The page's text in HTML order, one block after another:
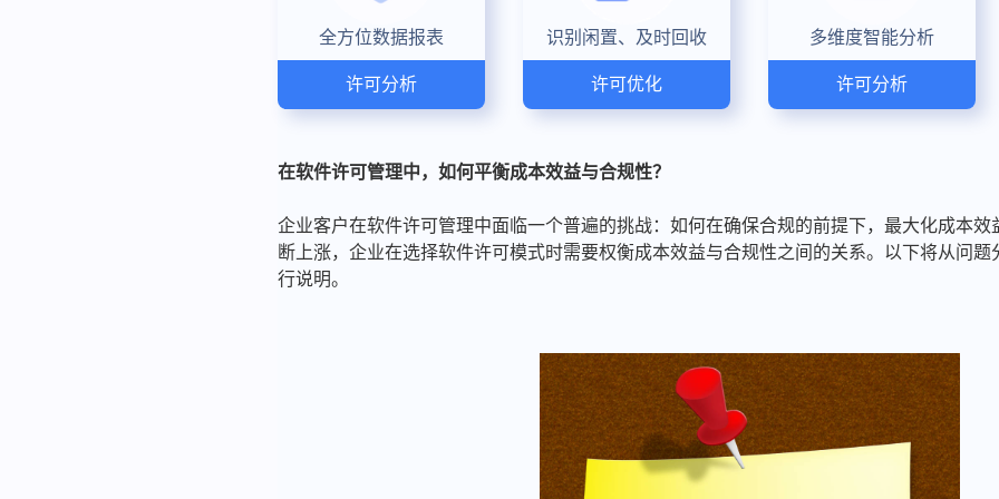
全方位数据报表
许可分析
识别闲置、及时回收
许可优化
多维度智能分析
许可分析
在软件许可管理中，如何平衡成本效益与合规性？
企业客户在软件许可管理中面临一个普遍的挑战：如何在确保合规的前提下，最大化成本效
断上涨，企业在选择软件许可模式时需要权衡成本效益与合规性之间的关系。以下将从问
行说明。